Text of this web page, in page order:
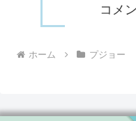
コメ
ホーム プジョー